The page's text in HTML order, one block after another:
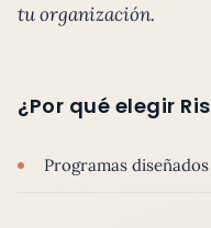
tu organización.
¿Por qué elegir
Programas